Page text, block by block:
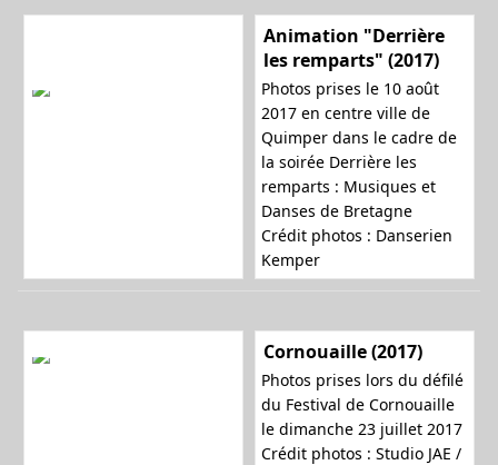
Animation "Derrière
les remparts" (2017)
Photos prises le 10 août
2017 en centre ville de
Quimper dans le cadre de
la soirée Derrière les
remparts : Musiques et
Danses de Bretagne
Crédit photos : Danserien
Kemper
Cornouaille (2017)
Photos prises lors du défilé
du Festival de Cornouaille
le dimanche 23 juillet 2017
Crédit photos : Studio JAE /